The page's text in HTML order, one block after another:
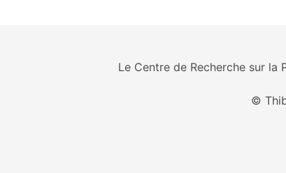
Le Centre de Recherche sur
©